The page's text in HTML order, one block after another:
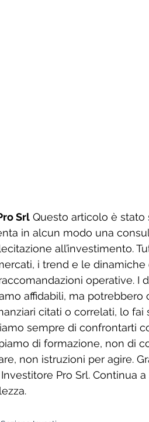
Srl Questo articolo è
in alcun modo una
all’investimento.
i trend e le
operative. I
affidabili, ma potrebbero
citati o correlati, lo fai
sempre di confrontarti
di formazione, non di
non istruzioni per agire.
Pro Srl. Continua